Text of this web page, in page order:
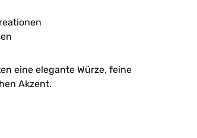
eine elegante Würze, feine
Akzent.